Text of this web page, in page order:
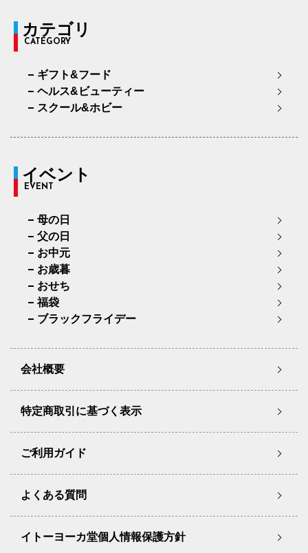
カテゴリ
CATEGORY
ギフト&フード
ヘルス&ビューティー
スクール&ホビー
イベント
EVENT
母の日
父の日
お中元
お歳暮
おせち
福袋
ブラックフライデー
会社概要
特定商取引に基づく表示
ご利用ガイド
よくある質問
イトーヨーカ堂個人情報保護方針